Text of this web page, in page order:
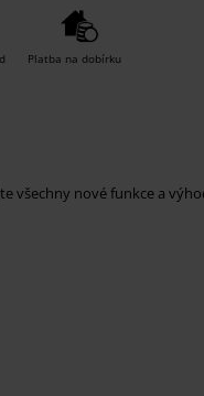
Platba na dobírku
všechny nové funkce a